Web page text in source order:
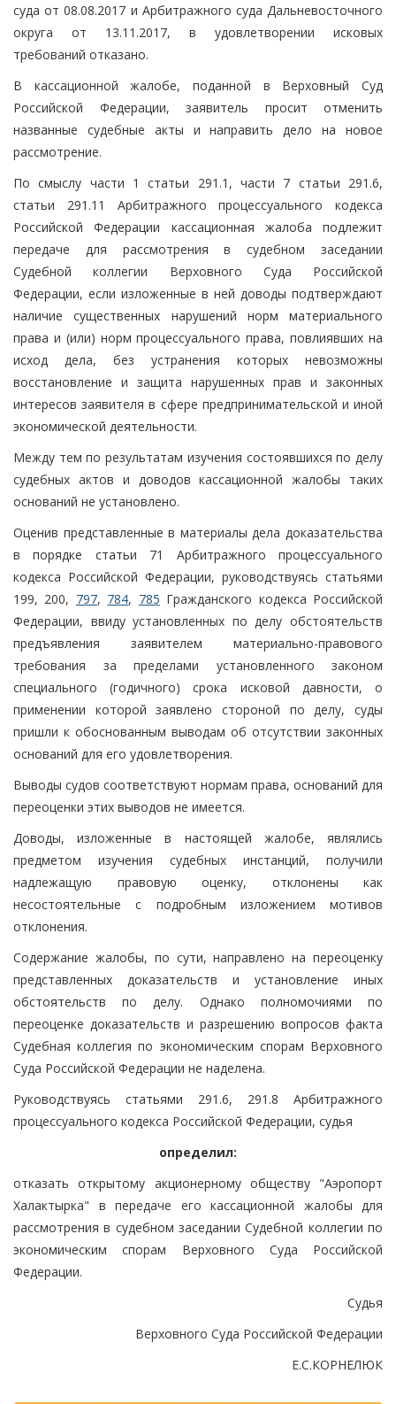
суда от 08.08.2017 и Арбитражного суда Дальневосточного
округа от 13.11.2017, в удовлетворении исковых
требований отказано.
В кассационной жалобе, поданной в Верховный Суд
Российской Федерации, заявитель просит отменить
названные судебные акты и направить дело на новое
рассмотрение.
По смыслу части 1 статьи 291.1, части 7 статьи 291.6,
статьи 291.11 Арбитражного процессуального кодекса
Российской Федерации кассационная жалоба подлежит
передаче для рассмотрения в судебном заседании
Судебной коллегии Верховного Суда Российской
Федерации, если изложенные в ней доводы подтверждают
наличие существенных нарушений норм материального
права и (или) норм процессуального права, повлиявших на
исход дела, без устранения которых невозможны
восстановление и защита нарушенных прав и законных
интересов заявителя в сфере предпринимательской и иной
экономической деятельности.
Между тем по результатам изучения состоявшихся по делу
судебных актов и доводов кассационной жалобы таких
оснований не установлено.
Оценив представленные в материалы дела доказательства
в порядке статьи 71 Арбитражного процессуального
кодекса Российской Федерации, руководствуясь статьями
199, 200, 797, 784, 785 Гражданского кодекса Российской
Федерации, ввиду установленных по делу обстоятельств
предъявления заявителем материально-правового
требования за пределами установленного законом
специального (годичного) срока исковой давности, о
применении которой заявлено стороной по делу, суды
пришли к обоснованным выводам об отсутствии законных
оснований для его удовлетворения.
Выводы судов соответствуют нормам права, оснований для
переоценки этих выводов не имеется.
Доводы, изложенные в настоящей жалобе, являлись
предметом изучения судебных инстанций, получили
надлежащую правовую оценку, отклонены как
несостоятельные с подробным изложением мотивов
отклонения.
Содержание жалобы, по сути, направлено на переоценку
представленных доказательств и установление иных
обстоятельств по делу. Однако полномочиями по
переоценке доказательств и разрешению вопросов факта
Судебная коллегия по экономическим спорам Верховного
Суда Российской Федерации не наделена.
Руководствуясь статьями 291.6, 291.8 Арбитражного
процессуального кодекса Российской Федерации, судья
определил:
отказать открытому акционерному обществу "Аэропорт
Халактырка" в передаче его кассационной жалобы для
рассмотрения в судебном заседании Судебной коллегии по
экономическим спорам Верховного Суда Российской
Федерации.
Судья
Верховного Суда Российской Федерации
Е.С.КОРНЕЛЮК